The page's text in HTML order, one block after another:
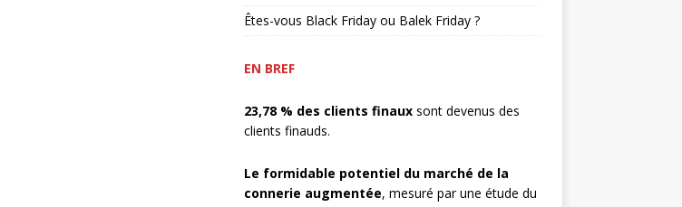
Êtes-vous Black Friday ou Balek Friday ?
EN BREF
23,78 % des clients finaux sont devenus des
clients finauds.
Le formidable potentiel du marché de la
connerie augmentée, mesuré par une étude du